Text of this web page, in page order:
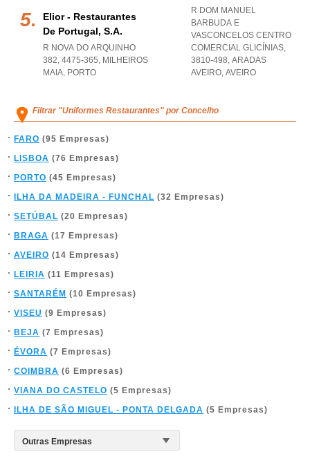
Elior - Restaurantes
De Portugal, S.a.
R NOVA DO ARQUINHO
382, 4475-365, MILHEIROS
MAIA, PORTO
R DOM MANUEL
BARBUDA E
VASCONCELOS CENTRO
COMERCIAL GLICÍNIAS,
3810-498, ARADAS
AVEIRO, AVEIRO
Filtrar "Uniformes Restaurantes" por Concelho
FARO (95 Empresas)
LISBOA (76 Empresas)
PORTO (45 Empresas)
ILHA DA MADEIRA - FUNCHAL (32 Empresas)
SETÚBAL (20 Empresas)
BRAGA (17 Empresas)
AVEIRO (14 Empresas)
LEIRIA (11 Empresas)
SANTARÉM (10 Empresas)
VISEU (9 Empresas)
BEJA (7 Empresas)
ÉVORA (7 Empresas)
COIMBRA (6 Empresas)
VIANA DO CASTELO (5 Empresas)
ILHA DE SÃO MIGUEL - PONTA DELGADA (5 Empresas)